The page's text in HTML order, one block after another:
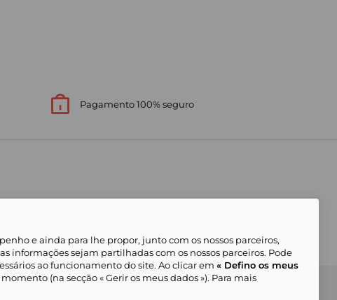
Pagamento 100% seguro
Gerir os meus cookies
Condições Gerais
e ainda para lhe propor, junto com os nossos parceiros,
informações sejam partilhadas com os nossos parceiros. Pode
ao funcionamento do site. Ao clicar em « Defino os meus
(na secção « Gerir os meus dados »). Para mais